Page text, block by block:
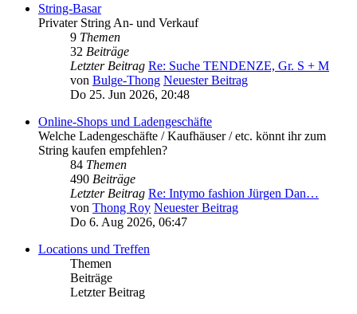
String-Basar
Privater String An- und Verkauf
9 Themen
32 Beiträge
Letzter Beitrag Re: Suche TENDENZE, Gr. S + M
von Bulge-Thong Neuester Beitrag
Do 25. Jun 2026, 20:48
Online-Shops und Ladengeschäfte
Welche Ladengeschäfte / Kaufhäuser / etc. könnt ihr zum
String kaufen empfehlen?
84 Themen
490 Beiträge
Letzter Beitrag Re: Intymo fashion Jürgen Dan…
von Thong Roy Neuester Beitrag
Do 6. Aug 2026, 06:47
Locations und Treffen
Themen
Beiträge
Letzter Beitrag